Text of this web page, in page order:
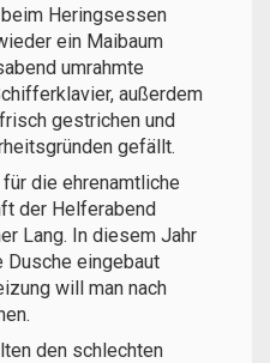
Heringsessen
ein Maibaum
umrahmte
außerdem
gestrichen und
gefällt.
die ehrenamtliche
der Helferabend
Lang. In diesem Jahr
Dusche eingebaut
will man nach
den schlechten